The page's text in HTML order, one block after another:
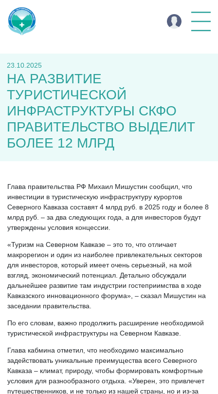
23.10.2025
НА РАЗВИТИЕ
ТУРИСТИЧЕСКОЙ
ИНФРАСТРУКТУРЫ СКФО
ПРАВИТЕЛЬСТВО ВЫДЕЛИТ
БОЛЕЕ 12 МЛРД
Глава правительства РФ Михаил Мишустин сообщил, что
инвестиции в туристическую инфраструктуру курортов
Северного Кавказа составят 4 млрд руб. в 2025 году и более 8
млрд руб. – за два следующих года, а для инвесторов будут
утверждены условия концессии.
«Туризм на Северном Кавказе – это то, что отличает
макрорегион и один из наиболее привлекательных секторов
для инвесторов, который имеет очень серьезный, на мой
взгляд, экономический потенциал. Детально обсуждали
дальнейшее развитие там индустрии гостеприимства в ходе
Кавказского инновационного форума», – сказал Мишустин на
заседании правительства.
По его словам, важно продолжить расширение необходимой
туристической инфраструктуры на Северном Кавказе.
Глава кабмина отметил, что необходимо максимально
задействовать уникальные преимущества всего Северного
Кавказа – климат, природу, чтобы формировать комфортные
условия для разнообразного отдыха. «Уверен, это привлечет
путешественников, и не только из нашей страны, но и из-за